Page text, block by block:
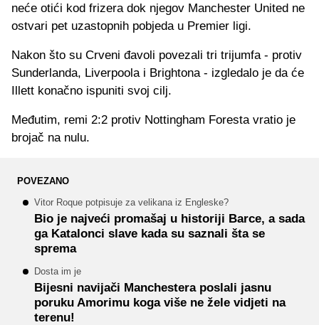
neće otići kod frizera dok njegov Manchester United ne
ostvari pet uzastopnih pobjeda u Premier ligi.
Nakon što su Crveni đavoli povezali tri trijumfa - protiv
Sunderlanda, Liverpoola i Brightona - izgledalo je da će
Illett konačno ispuniti svoj cilj.
Međutim, remi 2:2 protiv Nottingham Foresta vratio je
brojač na nulu.
POVEZANO
Vitor Roque potpisuje za velikana iz Engleske?
Bio je najveći promašaj u historiji Barce, a sada
ga Katalonci slave kada su saznali šta se
sprema
Dosta im je
Bijesni navijači Manchestera poslali jasnu
poruku Amorimu koga više ne žele vidjeti na
terenu!